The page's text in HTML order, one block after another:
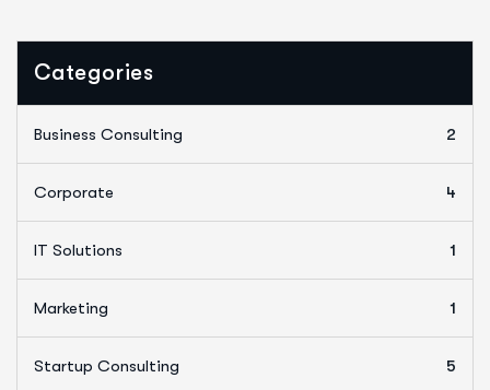
Categories
Business Consulting 2
Corporate 4
IT Solutions 1
Marketing 1
Startup Consulting 5